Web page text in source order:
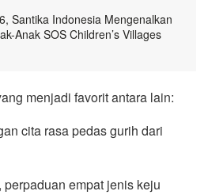
Santika Indonesia Mengenalkan
Anak SOS Children’s Villages
menjadi favorit antara lain:
cita rasa pedas gurih dari
empat jenis keju